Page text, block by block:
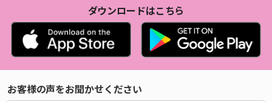
ダウンロードはこちら
お客様の声をお聞かせください